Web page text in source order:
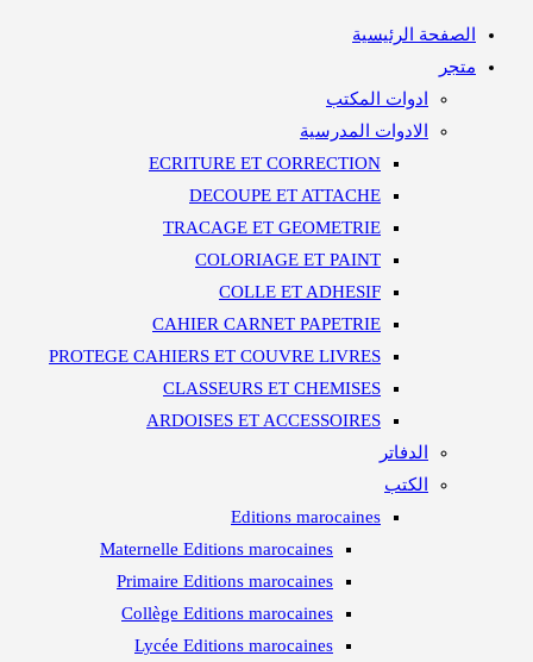
الصفحة الرئيسية
متجر
ادوات المكتب
الادوات المدرسية
ECRITURE ET CORRECTION
DECOUPE ET ATTACHE
TRACAGE ET GEOMETRIE
COLORIAGE ET PAINT
COLLE ET ADHESIF
CAHIER CARNET PAPETRIE
PROTEGE CAHIERS ET COUVRE LIVRES
CLASSEURS ET CHEMISES
ARDOISES ET ACCESSOIRES
الدفاتر
الكتب
Editions marocaines
Maternelle Editions marocaines
Primaire Editions marocaines
Collège Editions marocaines
Lycée Editions marocaines